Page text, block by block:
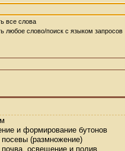
все слова
любое слово/поиск с языком запросов